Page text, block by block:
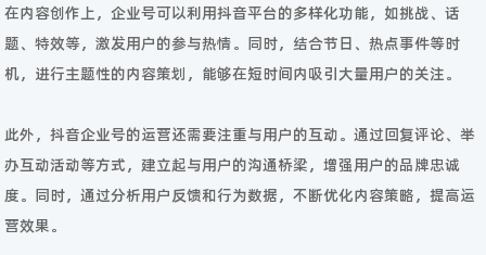
在内容创作上，企业号可以利用抖音平台的多样化功能，如挑战、话
题、特效等，激发用户的参与热情。同时，结合节日、热点事件等时
机，进行主题性的内容策划，能够在短时间内吸引大量用户的关注。
此外，抖音企业号的运营还需要注重与用户的互动。通过回复评论、举
办互动活动等方式，建立起与用户的沟通桥梁，增强用户的品牌忠诚
度。同时，通过分析用户反馈和行为数据，不断优化内容策略，提高运
营效果。